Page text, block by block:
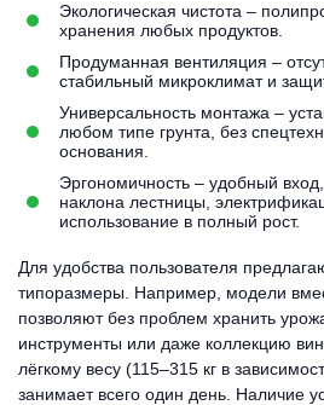
Экологическая чистота –
хранения любых продуктов.
Продуманная вентиляция –
стабильный микроклимат и
Универсальность монтажа –
любом типе грунта, без
основания.
Эргономичность – удобный
наклона лестницы,
использование в полный рост.
Для удобства пользователя
типоразмеры. Например, модели
позволяют без проблем хранить
инструменты или даже коллекцию
лёгкому весу (115–315 кг в
занимает всего один день. Наличие